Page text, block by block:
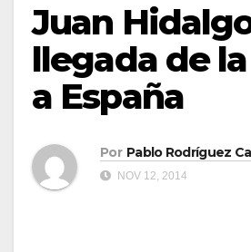
Juan
llegada de
a España
Por Pablo Rodríguez
NOV 12, 2014